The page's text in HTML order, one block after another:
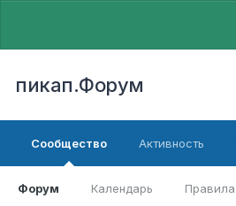
пикап.Форум
Сообщество
Форум Календарь Правила
Активность